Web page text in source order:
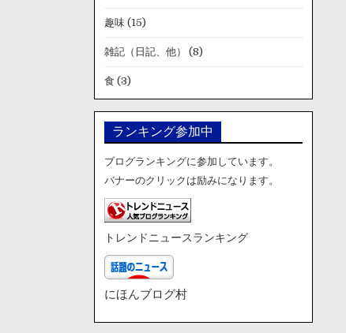
趣味(15)
雑記（日記、他） (8)
食 (3)
ランキング参加中
ブログランキングに参加しています。
バナーのクリックは励みになります。
トレンドニュースランキング
にほんブログ村